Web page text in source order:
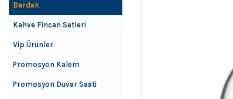
Bardak
Kahve Fincan Setleri
Vip Ürünler
Promosyon Kalem
Promosyon Duvar Saati